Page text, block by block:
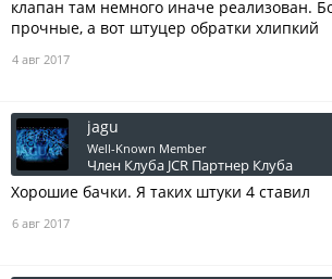
клапан там немного иначе реализован.
прочные, а вот штуцер обратки хлипкий
4 авг 2017
jagu
Well-Known Member
Член Клуба JCR Партнер Клуба
Хорошие бачки. Я таких штуки 4 ставил
6 авг 2017